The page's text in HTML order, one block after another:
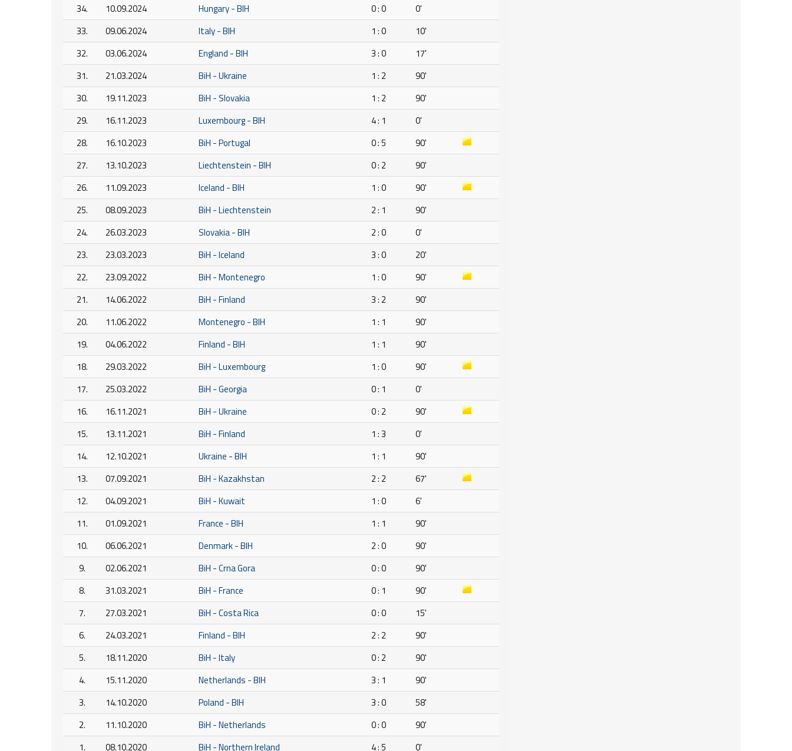
34.
10.09.2024 Hungary - BIH 0 : 0
0'
33.
09.06.2024 Italy - BIH 1 : 0
10'
32.
03.06.2024 England - BIH 3 : 0
17'
31.
21.03.2024 BiH - Ukraine 1 : 2
90'
30.
19.11.2023 BiH - Slovakia 1 : 2
90'
29.
16.11.2023 Luxembourg - BIH 4 : 1
0'
28.
16.10.2023 BiH - Portugal 0 : 5
90'
27.
13.10.2023 Liechtenstein - BIH 0 : 2
90'
26.
11.09.2023 Iceland - BIH 1 : 0
90'
25.
08.09.2023 BiH - Liechtenstein 2 : 1
90'
24.
26.03.2023 Slovakia - BIH 2 : 0
0'
23.
23.03.2023 BiH - Iceland 3 : 0
20'
22.
23.09.2022 BiH - Montenegro 1 : 0
90'
21.
14.06.2022 BiH - Finland 3 : 2
90'
20.
11.06.2022 Montenegro - BIH 1 : 1
90'
19.
04.06.2022 Finland - BIH 1 : 1
90'
18.
29.03.2022 BiH - Luxembourg 1 : 0
90'
17.
25.03.2022 BiH - Georgia 0 : 1
0'
16.
16.11.2021 BiH - Ukraine 0 : 2
90'
15.
13.11.2021 BiH - Finland 1 : 3
0'
14.
12.10.2021 Ukraine - BIH 1 : 1
90'
13.
07.09.2021 BiH - Kazakhstan 2 : 2
67'
12.
04.09.2021 BiH - Kuwait 1 : 0
6'
11.
01.09.2021 France - BIH 1 : 1
90'
10.
06.06.2021 Denmark - BIH 2 : 0
90'
9.
02.06.2021 BiH - Crna Gora 0 : 0
90'
8.
31.03.2021 BiH - France 0 : 1
90'
7.
27.03.2021 BiH - Costa Rica 0 : 0
15'
6.
24.03.2021 Finland - BIH 2 : 2
90'
5.
18.11.2020 BiH - Italy 0 : 2
90'
4.
15.11.2020 Netherlands - BIH 3 : 1
90'
3.
14.10.2020 Poland - BIH 3 : 0
58'
2.
11.10.2020 BiH - Netherlands 0 : 0
90'
1.
08.10.2020 BiH - Northern Ireland 4 : 5 0'